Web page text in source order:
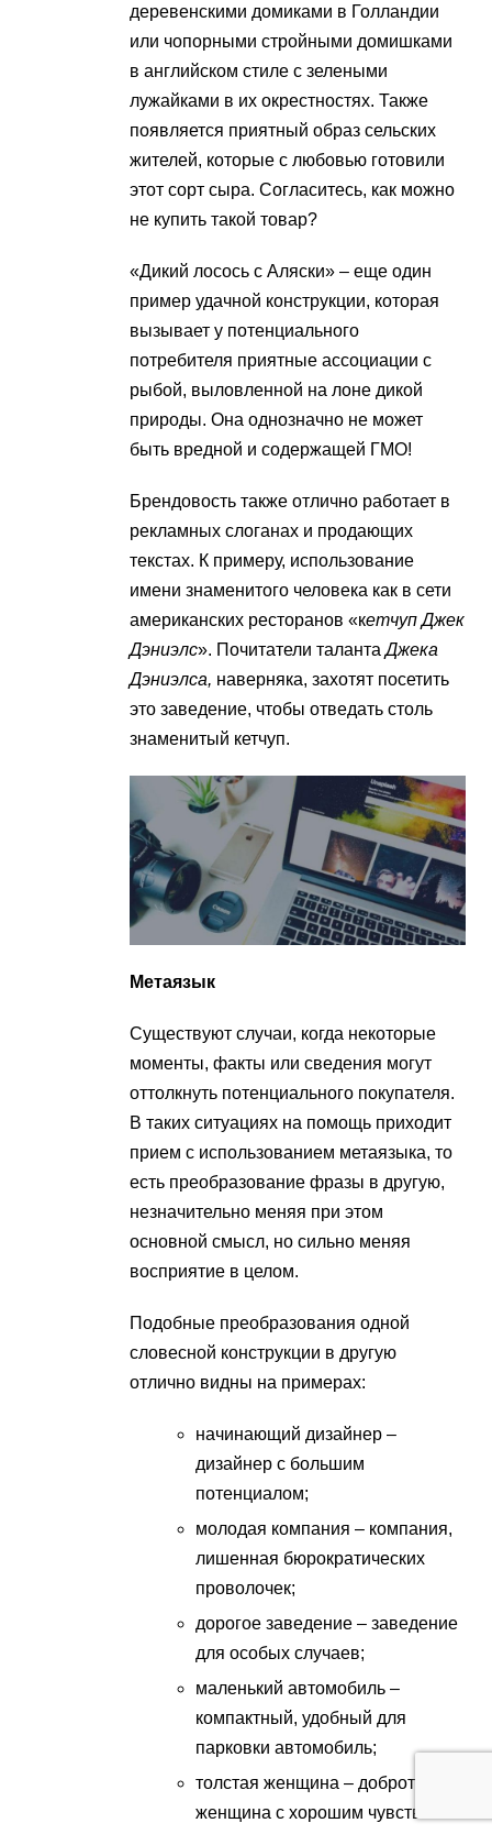
деревенскими домиками в Голландии
или чопорными стройными домишками
в английском стиле с зелеными
лужайками в их окрестностях. Также
появляется приятный образ сельских
жителей, которые с любовью готовили
этот сорт сыра. Согласитесь, как можно
не купить такой товар?
«Дикий лосось с Аляски» – еще один
пример удачной конструкции, которая
вызывает у потенциального
потребителя приятные ассоциации с
рыбой, выловленной на лоне дикой
природы. Она однозначно не может
быть вредной и содержащей ГМО!
Брендовость также отлично работает в
рекламных слоганах и продающих
текстах. К примеру, использование
имени знаменитого человека как в сети
американских ресторанов «кетчуп Джек
Дэниэлс». Почитатели талантаДжека
Дэниэлса, наверняка, захотят посетить
это заведение, чтобы отведать столь
знаменитый кетчуп.
Метаязык
Существуют случаи, когда некоторые
моменты, факты или сведения могут
оттолкнуть потенциального покупателя.
В таких ситуациях на помощь приходит
прием с использованием метаязыка, то
есть преобразование фразы в другую,
незначительно меняя при этом
основной смысл, но сильно меняя
восприятие в целом.
Подобные преобразования одной
словесной конструкции в другую
отлично видны на примерах:
начинающий дизайнер –
дизайнер с большим
потенциалом;
молодая компания – компания,
лишенная бюрократических
проволочек;
дорогое заведение – заведение
для особых случаев;
маленький автомобиль –
компактный, удобный для
парковки автомобиль;
толстая женщина – добротная
женщина с хорошим чувством